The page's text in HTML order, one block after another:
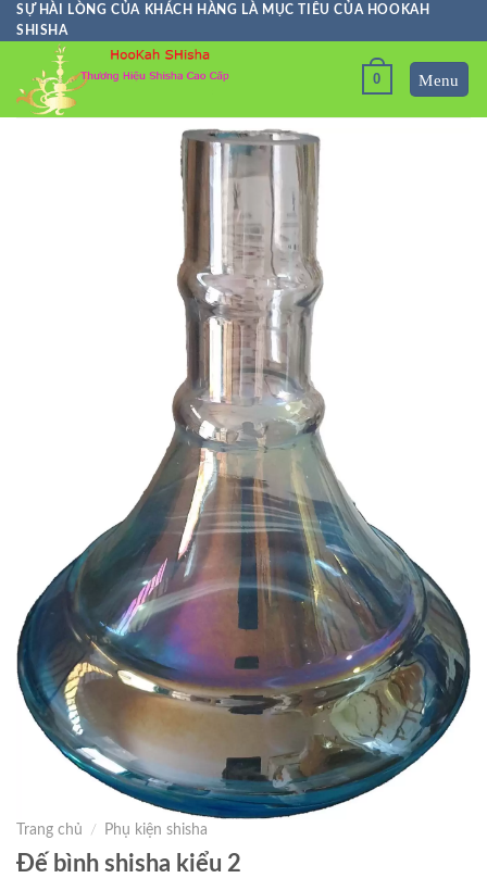
Skip
to
content
SỰ HÀI LÒNG CỦA KHÁCH HÀNG LÀ MỤC TIÊU CỦA HOOKAH
SHISHA
0
Trang chủ / Phụ kiện shisha
Đế bình shisha kiểu 2